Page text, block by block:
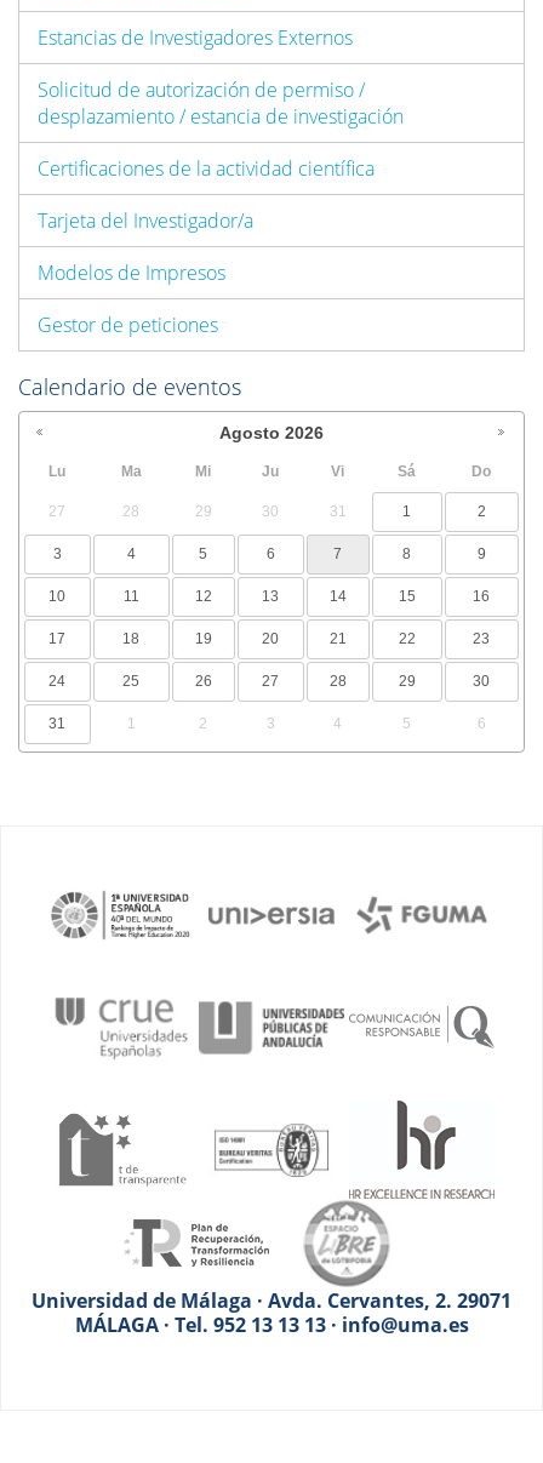
Estancias de Investigadores Externos
Solicitud de autorización de permiso /
desplazamiento / estancia de investigación
Certificaciones de la actividad científica
Tarjeta del Investigador/a
Modelos de Impresos
Gestor de peticiones
Calendario de eventos
Agosto 2026
Lu Ma Mi Ju Vi Sá Do
27 28 29 30 31 1 2
3 4 5 6 7 8 9
10 11 12 13 14 15 16
17 18 19 20 21 22 23
24 25 26 27 28 29 30
31 1 2 3 4 5 6
Universidad de Málaga · Avda. Cervantes, 2. 29071
MÁLAGA · Tel. 952 13 13 13 · info@uma.es